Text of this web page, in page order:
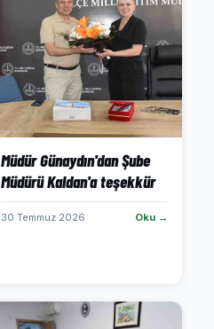
Müdür Günaydın'dan Şube
Müdürü Kaldan'a teşekkür
30 Temmuz 2026 Oku →